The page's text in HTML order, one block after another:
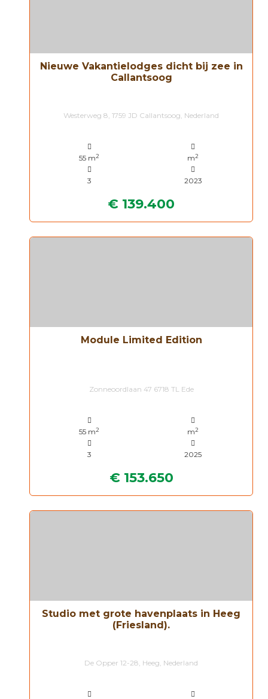
Nieuwe Vakantielodges dicht bij zee in
Callantsoog
Westerweg 8, 1759 JD Callantsoog, Nederland
55 m2 m2
3 2023
€ 139.400
Module Limited Edition
Zonneoordlaan 47 6718 TL Ede
55 m2 m2
3 2025
€ 153.650
Studio met grote havenplaats in Heeg
(Friesland).
De Opper 12-28, Heeg, Nederland